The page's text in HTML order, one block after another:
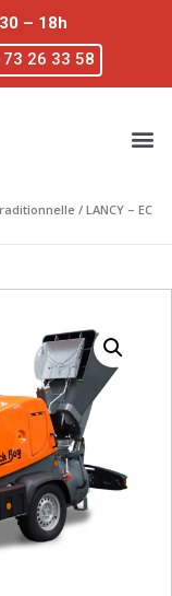
– 18h
73 26 33 58
/ LANCY – EC